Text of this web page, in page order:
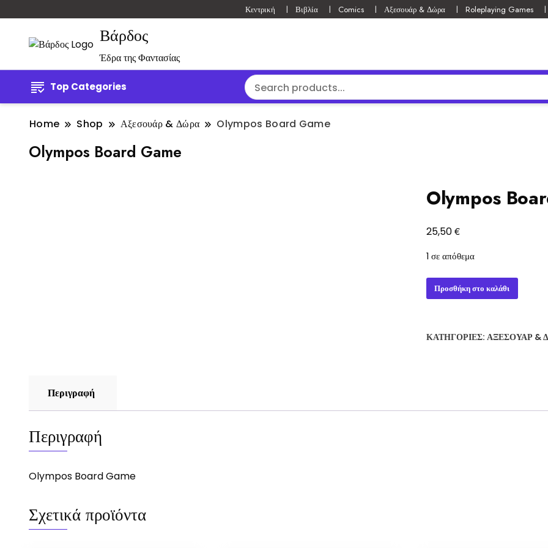
Κεντρική Βιβλία Comics Αξεσουάρ & Δώρα Roleplaying Games
Βάρδος
Έδρα της Φαντασίας
Top Categories
Home Shop Αξεσουάρ & Δώρα Olympos Board Game
Olympos Board Game
Olympos
25,50€
1 σε απόθεμα
Olympos
Board
Προσθήκη στο καλάθι
ΚΑΤΗΓΟΡΊΕΣ: ΑΞΕΣΟΥΆΡ &
Περιγραφή
Περιγραφή
Olympos Board Game
Σχετικά προϊόντα